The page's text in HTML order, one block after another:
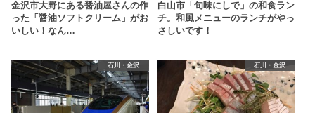
金沢市大野にある醤油屋さんの作
った「醤油ソフトクリーム」がお
いしい！なん…
白山市「旬味にしで」の和食ラン
チ。和風メニューのランチがやっ
さしいです！
石川・金沢 石川・金沢